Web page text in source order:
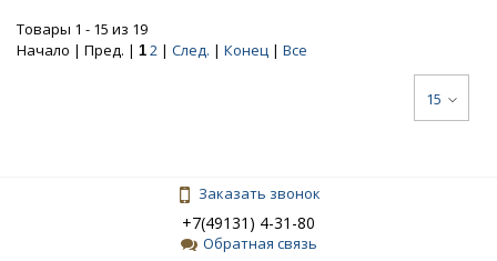
Товары 1 - 15 из 19
Начало | Пред. | 1 2 | След. | Конец | Все
15
Заказать звонок
+7(49131) 4-31-80
Обратная связь